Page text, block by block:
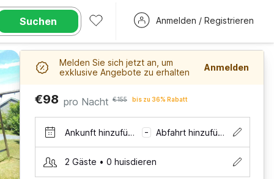
Suchen Anmelden / Registrieren
Melden Sie sich jetzt an, um
exklusive Angebote zu erhalten
Anmelden
€98 pro Nacht €155 bis zu 36% Rabatt
Ankunft hinzufügen – Abfahrt hinzufügen
2 Gäste • 0 huisdieren